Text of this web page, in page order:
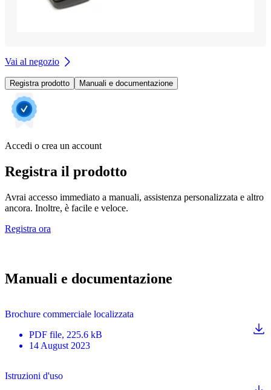
Vai al negozio
Registra prodotto Manuali e documentazione
Accedi o crea un account
Registra il prodotto
Avrai accesso immediato a manuali, assistenza personalizzata e altro
ancora. Inoltre, è facile e veloce.
Registra ora
Manuali e documentazione
Brochure commerciale localizzata
PDF file, 225.6 kB
14 August 2023
Istruzioni d'uso